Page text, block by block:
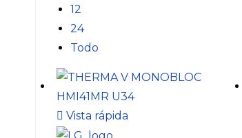
12
24
Todo
Vista rápida